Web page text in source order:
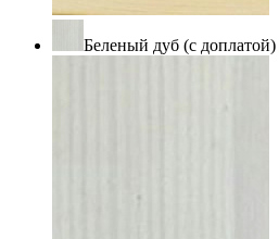
Беленый дуб (с доплатой)